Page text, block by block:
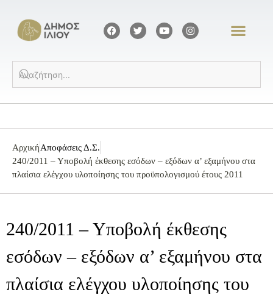
ΑρχικήΑποφάσεις Δ.Σ.
240/2011 – Υποβολή έκθεσης εσόδων – εξόδων α’ εξαμήνου στα
πλαίσια ελέγχου υλοποίησης του προϋπολογισμού έτους 2011
240/2011 – Υποβολή έκθεσης
εσόδων – εξόδων α’ εξαμήνου στα
πλαίσια ελέγχου υλοποίησης του